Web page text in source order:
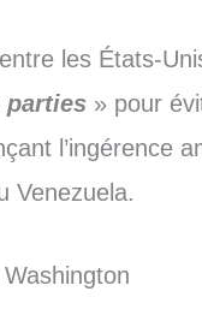
les États-
parties» pour
l’ingérence
Venezuela.